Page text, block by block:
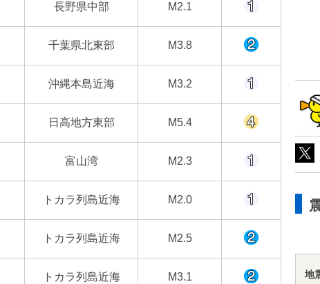
長野県中部 M2.1
千葉県北東部 M3.8
沖縄本島近海 M3.2
日高地方東部 M5.4
富山湾 M2.3
トカラ列島近海 M2.0
トカラ列島近海 M2.5
トカラ列島近海 M3.1 地